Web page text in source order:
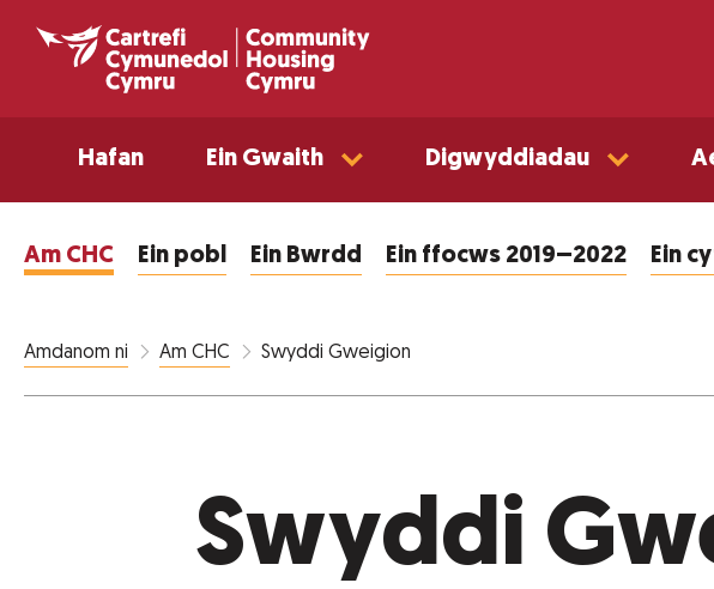
Hafan Ein Gwaith Digwyddiadau
Am CHC Ein pobl Ein Bwrdd Ein ffocws 2019–2022 Ein
Amdanom ni Am CHC Swyddi Gweigion
Swyddi